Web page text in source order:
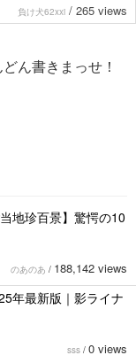
負け犬62xxi / 265 views
ん書きまっせ！
地珍百景】驚愕の10
のあのあ / 188,142 views
年最新版｜影ライナ
sss / 0 views